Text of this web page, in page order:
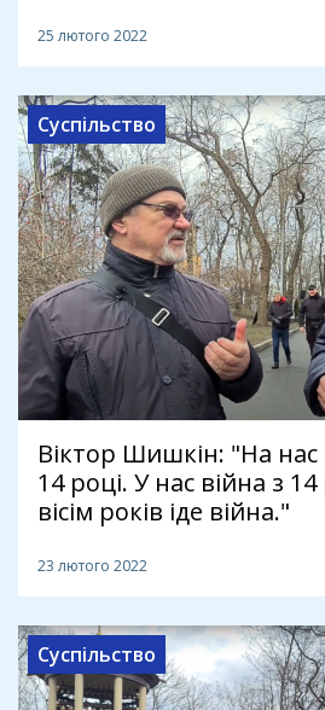
25 лютого 2022
Суспільство
Віктор Шишкін: "На
14 році. У нас війна з
вісім років іде війна."
23 лютого 2022
Суспільство